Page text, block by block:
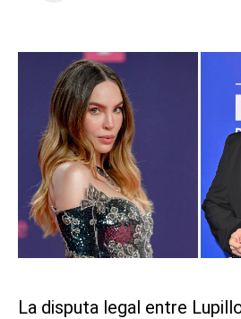
La disputa legal entre